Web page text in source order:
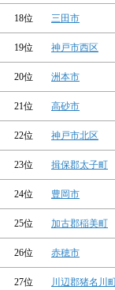
18位 三田市
19位 神戸市西区
20位 洲本市
21位 高砂市
22位 神戸市北区
23位 揖保郡太子町
24位 豊岡市
25位 加古郡稲美町
26位 赤穂市
27位 川辺郡猪名川